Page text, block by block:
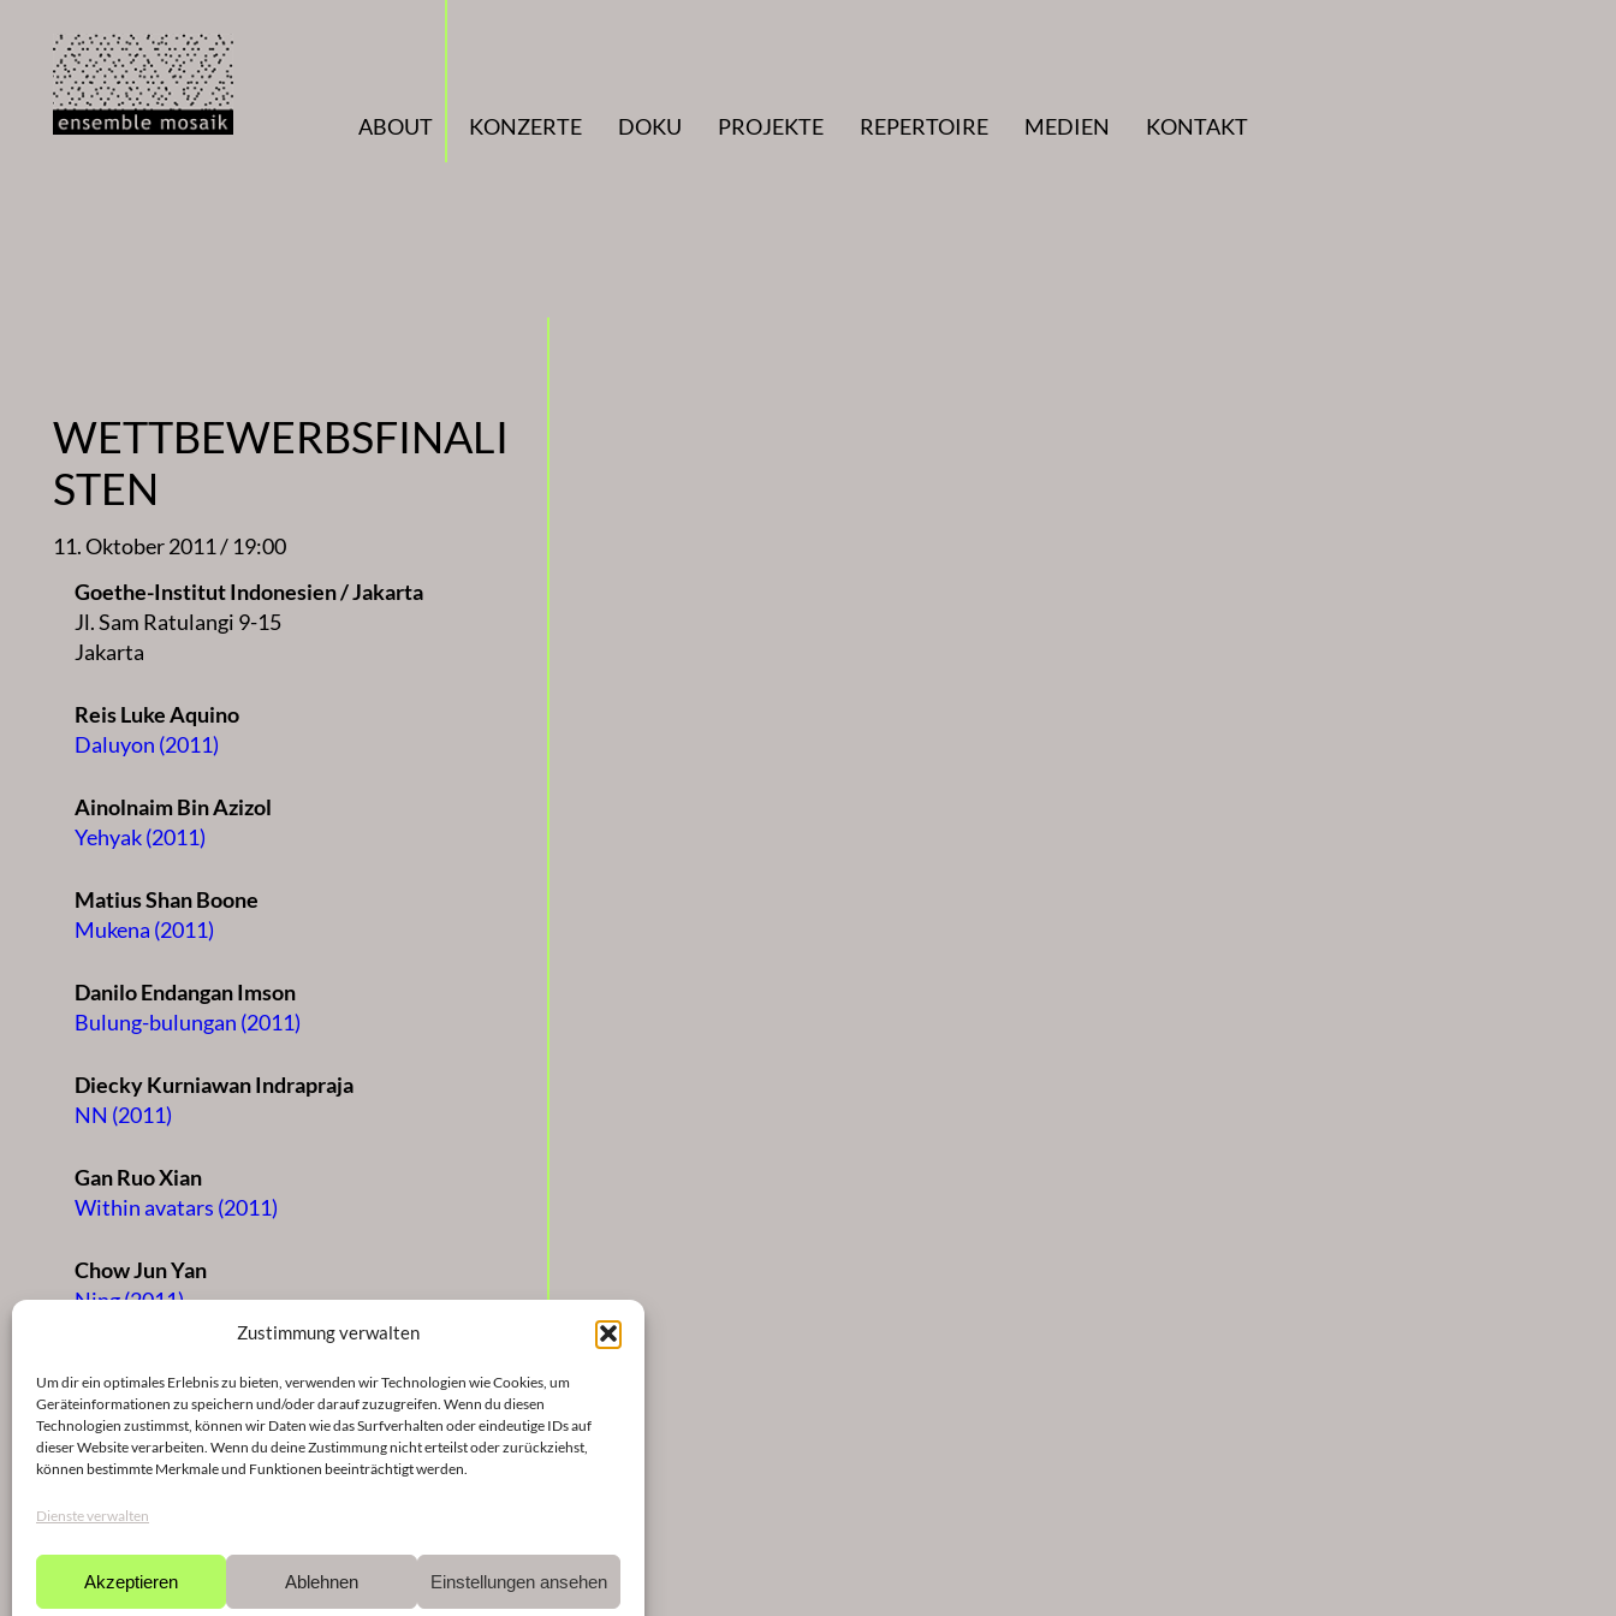
Zustimmung verwalten
Um dir ein optimales Erlebnis zu bieten, verwenden wir Technologien wie Cookies, um
Geräteinformationen zu speichern und/oder darauf zuzugreifen. Wenn du diesen
Technologien zustimmst, können wir Daten wie das Surfverhalten oder eindeutige IDs auf
dieser Website verarbeiten. Wenn du deine Zustimmung nicht erteilst oder zurückziehst,
können bestimmte Merkmale und Funktionen beeinträchtigt werden.
Dienste verwalten
Akzeptieren Ablehnen Einstellungen ansehen
Inhalt
springen
ABOUT
KONZERTE DOKU PROJEKTE REPERTOIRE MEDIEN KONTAKT
WETTBEWERBSFINALI
STEN
11. Oktober 2011 / 19:00
Goethe-Institut Indonesien / Jakarta
Jl. Sam Ratulangi 9-15
Jakarta
Reis Luke Aquino
Daluyon (2011)
Ainolnaim Bin Azizol
Yehyak (2011)
Matius Shan Boone
Mukena (2011)
Danilo Endangan Imson
Bulung-bulungan (2011)
Diecky Kurniawan Indrapraja
NN (2011)
Gan Ruo Xian
Within avatars (2011)
Chow Jun Yan
Ning (2011)
threnody IV (2011)
Diana Li Ling Soh
Sightedness (2011)
Ching Huey Chong
intimate (2011)